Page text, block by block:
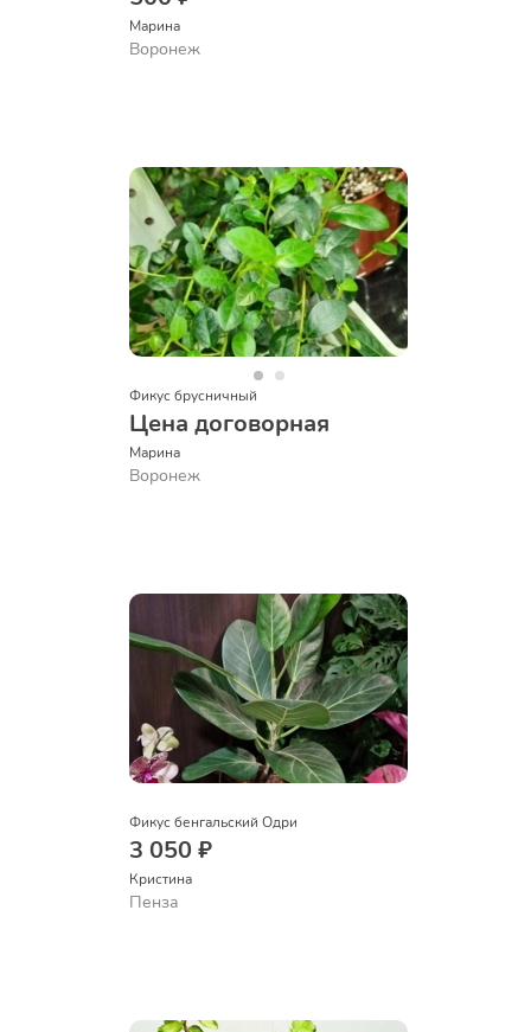
Марина
Воронеж
Фикус брусничный
Цена договорная
Марина
Воронеж
Фикус бенгальский Одри
3 050 ₽
Кристина
Пенза